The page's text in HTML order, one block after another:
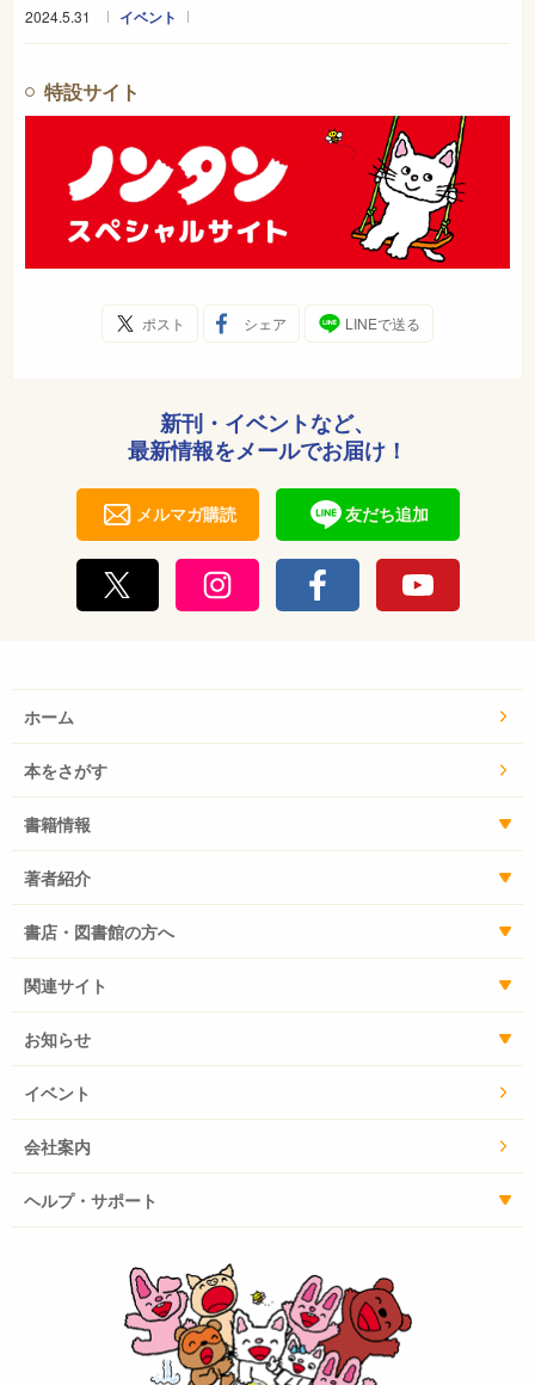
2024.5.31 イベント
特設サイト
ポスト シェア LINEで送る
新刊・イベントなど、
最新情報をメールでお届け！
メルマガ購読 友だち追加
ホーム
本をさがす
書籍情報
著者紹介
書店・図書館の方へ
関連サイト
お知らせ
イベント
会社案内
ヘルプ・サポート